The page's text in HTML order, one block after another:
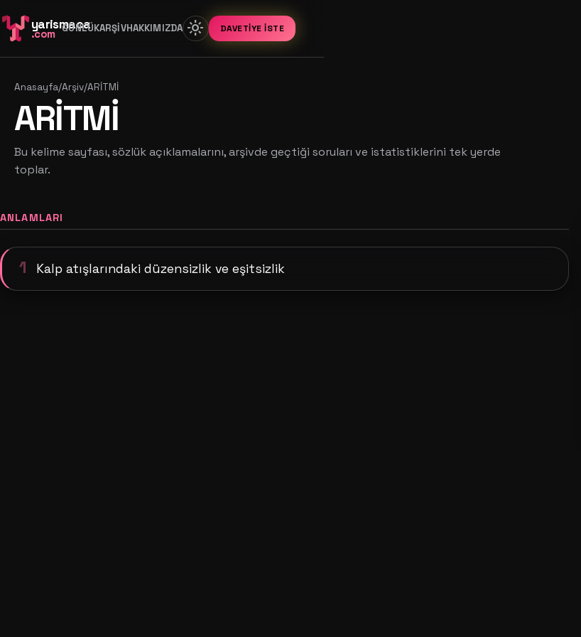
yarismaca
.com GÜNLÜKARŞIVHAKKIMIZDA light_mode DAVETIYE İSTE
Anasayfa/Arşiv/ARİTMİ
ARİTMİ
Bu kelime sayfası, sözlük açıklamalarını, arşivde geçtiği soruları ve istatistiklerini tek yerde
toplar.
ANLAMLARI
1 Kalp atışlarındaki düzensizlik ve eşitsizlik